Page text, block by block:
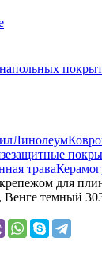
Линолеум
трава
для
Венге темный